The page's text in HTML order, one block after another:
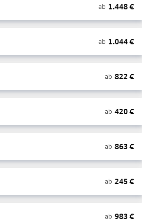
ab 1.448€
ab 1.044€
ab 822 €
ab 420€
ab 863 €
ab 245 €
ab 983 €